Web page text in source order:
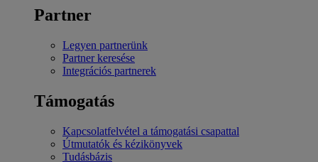
Partner
Legyen partnerünk
Partner keresése
Integrációs partnerek
Támogatás
Kapcsolatfelvétel a támogatási csapattal
Útmutatók és kézikönyvek
Tudásbázis